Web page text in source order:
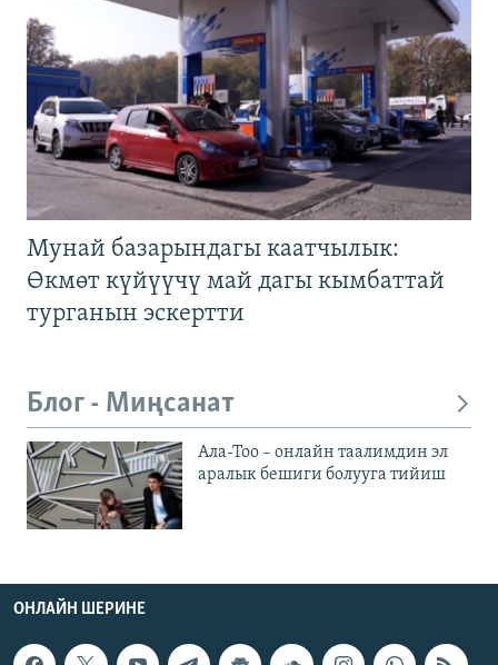
Мунай базарындагы каатчылык:
Өкмөт күйүүчү май дагы кымбаттай
турганын эскертти
Блог - Миңсанат
Ала-Тоо – онлайн таалимдин эл
аралык бешиги болууга тийиш
ОНЛАЙН ШЕРИНЕ